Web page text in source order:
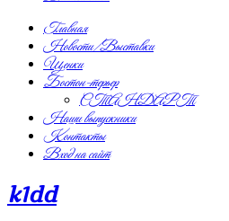
Главная
Новости/Выставки
Щенки
Бостон-терьер
СТАНДАРТ
Наши выпускники
Контакты
Вход на сайт
k1dd